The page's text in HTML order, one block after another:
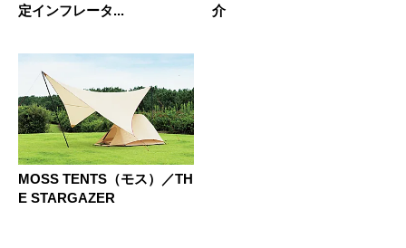
定インフレータ...
介
MOSS TENTS（モス）／TH
E STARGAZER